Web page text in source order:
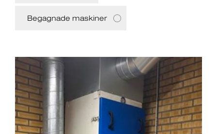
Begagnade maskiner